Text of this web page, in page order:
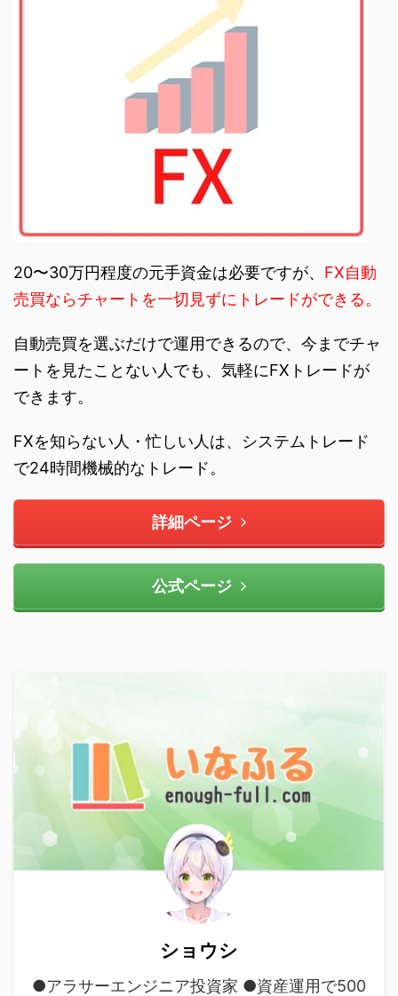
20〜30万円程度の元手資金は必要ですが、 FX自動
売買ならチャートを一切見ずにトレードができる。
自動売買を選ぶだけで運用できるので、今までチャ
ートを見たことない人でも、気軽にFXトレードが
できます。
FXを知らない人・忙しい人は、システムトレード
で24時間機械的なトレード。
詳細ページ
公式ページ
ショウシ
●アラサーエンジニア投資家 ●資産運用で500